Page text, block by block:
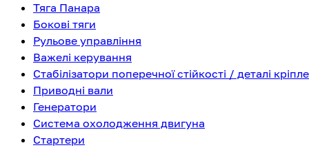
Тяга Панара
Бокові тяги
Рульове управління
Важелі керування
Стабілізатори поперечної стійкості / деталі
Приводні вали
Генератори
Система охолодження двигуна
Стартери